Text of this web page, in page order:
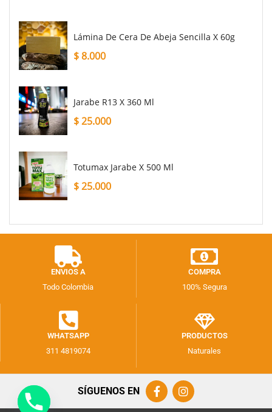
Lámina De Cera De Abeja Sencilla X 60g
$8.000
Jarabe R13 X 360 Ml
$25.000
Totumax Jarabe X 500 Ml
$25.000
ENVIOS A
Todo Colombia
COMPRA
100% Segura
WHATSAPP
311 4819074
PRODUCTOS
Naturales
SÍGUENOS EN